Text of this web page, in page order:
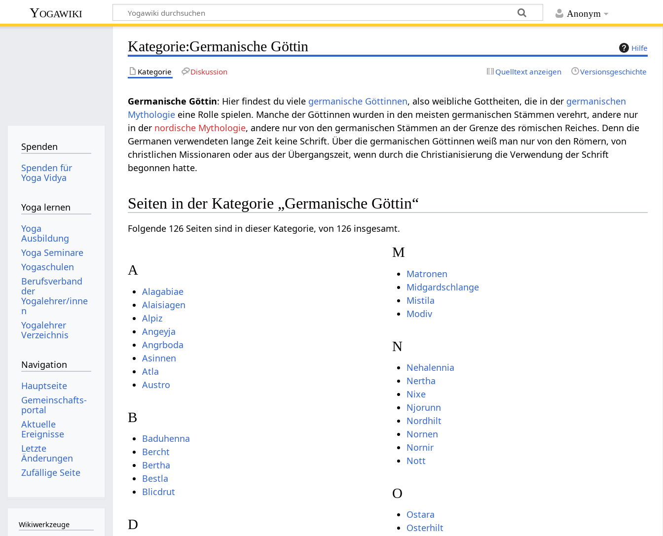
Anonym
Yogawiki
Hilfe
Kategorie:Germanische Göttin
Kategorie Diskussion Quelltext anzeigen Versionsgeschichte
Germanische Göttin: Hier findest du viele germanische Göttinnen, also weibliche Gottheiten, die in der germanischen
Mythologie eine Rolle spielen. Manche der Göttinnen wurden in den meisten germanischen Stämmen verehrt, andere nur
in der nordische Mythologie, andere nur von den germanischen Stämmen an der Grenze des römischen Reiches. Denn die
Germanen verwendeten lange Zeit keine Schrift. Über die germanischen Göttinnen weiß man nur von den Römern, von
christlichen Missionaren oder aus der Übergangszeit, wenn durch die Christianisierung die Verwendung der Schrift
begonnen hatte.
Seiten in der Kategorie „Germanische Göttin“
Folgende 126 Seiten sind in dieser Kategorie, von 126 insgesamt.
A
Alagabiae
Alaisiagen
Alpiz
Angeyja
Angrboda
Asinnen
Atla
Austro
B
Baduhenna
Bercht
Bertha
Bestla
Blicdrut
D
M
Matronen
Midgardschlange
Mistila
Modiv
N
Nehalennia
Nertha
Nixe
Njorunn
Nordhilt
Nornen
Nornir
Nott
O
Ostara
Osterhilt
Spenden
Spenden für
Yoga Vidya
Yoga lernen
Yoga
Ausbildung
Yoga Seminare
Yogaschulen
Berufsverband
der
Yogalehrer/inne
n
Yogalehrer
Verzeichnis
Navigation
Hauptseite
Gemeinschafts­
portal
Aktuelle
Ereignisse
Letzte
Änderungen
Zufällige Seite
Wikiwerkzeuge